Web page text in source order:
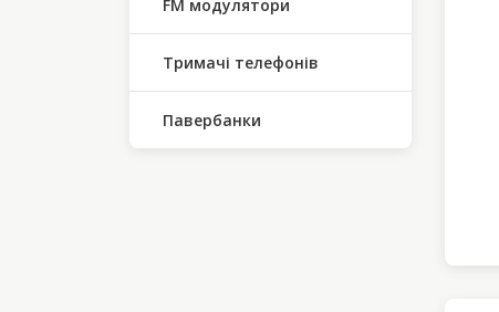
FM модулятори
Тримачі телефонів
Павербанки